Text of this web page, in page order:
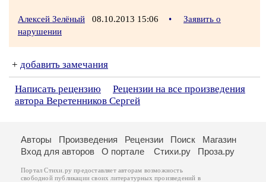
Алексей Зелёный 08.10.2013 15:06 •
Заявить о
нарушении
+ добавить замечания
Написать рецензию
Рецензии на все произведения
автора Веретенников Сергей
Авторы Произведения Рецензии Поиск
Магазин
Вход для авторов
О портале Стихи.ру Проза.ру
Портал Стихи.ру предоставляет авторам возможность
свободной публикации своих литературных произведений в